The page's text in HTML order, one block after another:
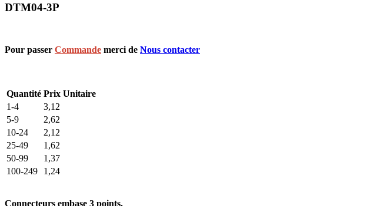
DTM04-3P
Pour passer Commande merci de Nous contacter
Quantité Prix Unitaire
1-4
3,12
5-9
2,62
10-24
2,12
25-49
1,62
50-99
1,37
100-249
1,24
Connecteurs embase 3 points.